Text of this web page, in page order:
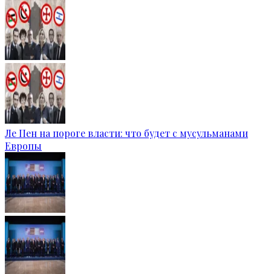
Ле Пен на пороге власти: что будет с мусульманами
Европы